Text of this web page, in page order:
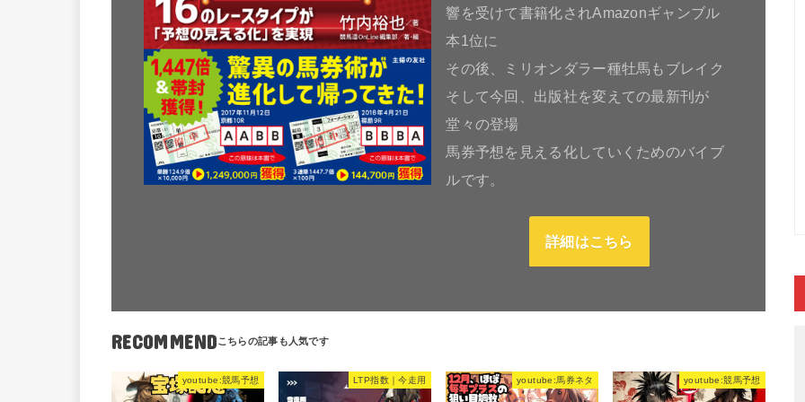
響を受けて書籍化されAmazonギャンブル
本1位に
その後、ミリオンダラー種牡馬もブレイク
そして今回、出版社を変えての最新刊が
堂々の登場
馬券予想を見える化していくためのバイブ
ルです。
詳細はこちら
RECOMMEND
youtube:競馬予想 LTP指数｜今走用 youtube:馬券ネタ youtube:競馬予想